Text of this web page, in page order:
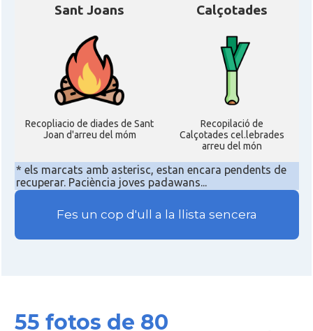
Sant Joans
Recopliacio de diades de Sant
Joan d'arreu del móm
Calçotades
Recopilació de
Calçotades cel.lebrades
arreu del món
* els marcats amb asterisc, estan encara pendents de
recuperar. Paciència joves padawans...
Fes un cop d'ull a la llista sencera
55 fotos de 80